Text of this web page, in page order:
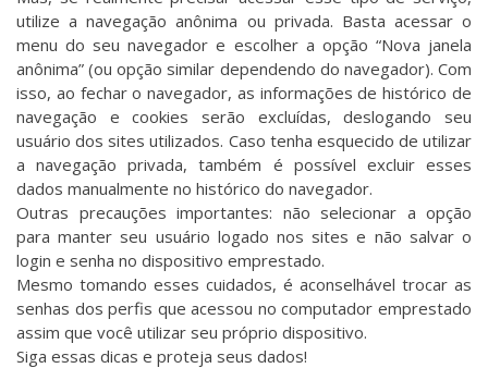
utilize a navegação anônima ou privada. Basta acessar o
menu do seu navegador e escolher a opção “Nova janela
anônima” (ou opção similar dependendo do navegador). Com
isso, ao fechar o navegador, as informações de histórico de
navegação e cookies serão excluídas, deslogando seu
usuário dos sites utilizados. Caso tenha esquecido de utilizar
a navegação privada, também é possível excluir esses
dados manualmente no histórico do navegador.
Outras precauções importantes: não selecionar a opção
para manter seu usuário logado nos sites e não salvar o
login e senha no dispositivo emprestado.
Mesmo tomando esses cuidados, é aconselhável trocar as
senhas dos perfis que acessou no computador emprestado
assim que você utilizar seu próprio dispositivo.
Siga essas dicas e proteja seus dados!